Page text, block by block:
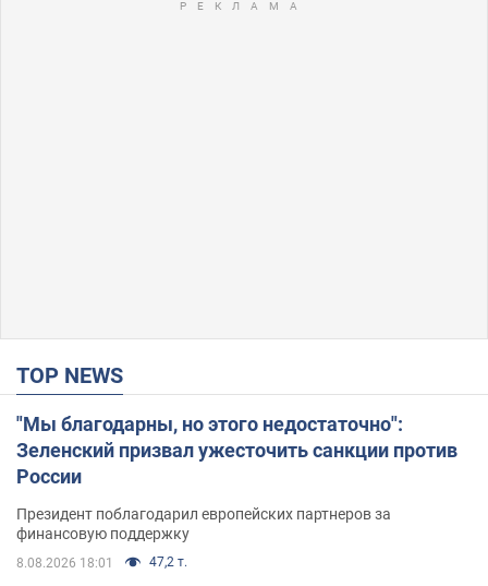
TOP NEWS
"Мы благодарны, но этого недостаточно":
Зеленский призвал ужесточить санкции против
России
Президент поблагодарил европейских партнеров за
финансовую поддержку
8.08.2026 18:01 47,2 т.